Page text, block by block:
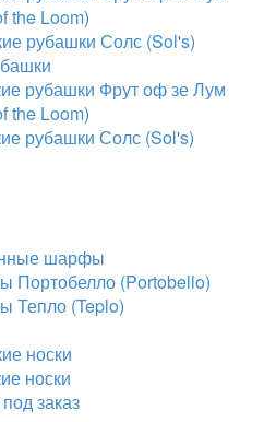
the Loom)
рубашки Солс (Sol's)
рубашки Фрут оф зе Лум
the Loom)
рубашки Солс (Sol's)
шарфы
Портобелло (Portobello)
Тепло (Teplo)
носки
носки
заказ